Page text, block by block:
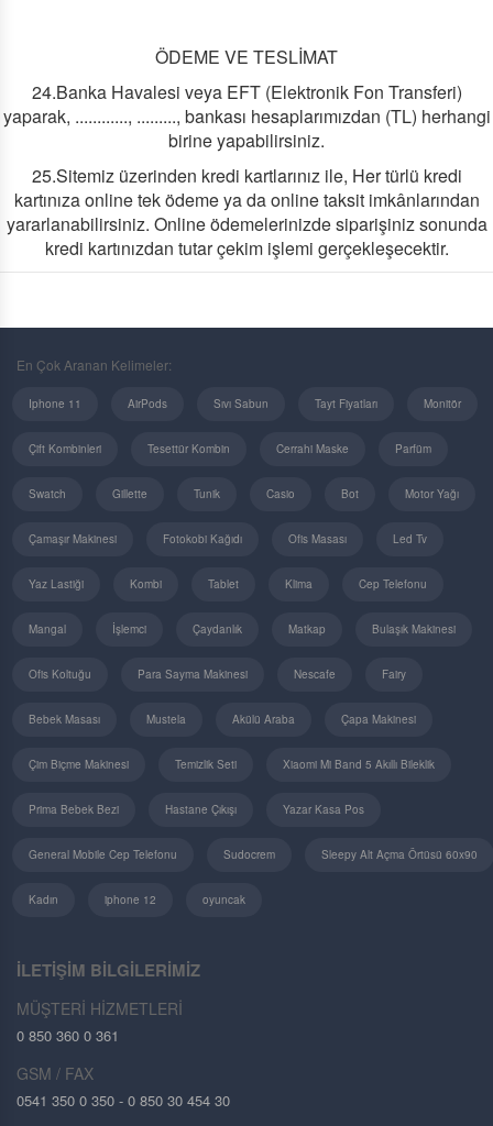
ÖDEME VE TESLİMAT
24.Banka Havalesi veya EFT (Elektronik Fon Transferi)
yaparak, ............, ........., bankası hesaplarımızdan (TL) herhangi
birine yapabilirsiniz.
25.Sitemiz üzerinden kredi kartlarınız ile, Her türlü kredi
kartınıza online tek ödeme ya da online taksit imkânlarından
yararlanabilirsiniz. Online ödemelerinizde siparişiniz sonunda
kredi kartınızdan tutar çekim işlemi gerçekleşecektir.
En Çok Aranan Kelimeler:
Iphone 11 AirPods Sıvı Sabun Tayt Fiyatları Monitör
Çift Kombinleri Tesettür Kombin Cerrahi Maske Parfüm
Swatch Gillette Tunik Casio Bot Motor Yağı
Çamaşır Makinesi Fotokobi Kağıdı Ofis Masası Led Tv
Yaz Lastiği Kombi Tablet Klima Cep Telefonu
Mangal İşlemci Çaydanlık Matkap Bulaşık Makinesi
Ofis Koltuğu Para Sayma Makinesi Nescafe Fairy
Bebek Masası Mustela Akülü Araba Çapa Makinesi
Çim Biçme Makinesi Temizlik Seti Xiaomi Mi Band 5 Akıllı Bileklik
Prima Bebek Bezi Hastane Çıkışı Yazar Kasa Pos
General Mobile Cep Telefonu Sudocrem Sleepy Alt Açma Örtüsü 60x90
Kadın iphone 12 oyuncak
İLETİŞİM BİLGİLERİMİZ
MÜŞTERİ HİZMETLERİ
0 850 360 0 361
GSM / FAX
0541 350 0 350 - 0 850 30 454 30